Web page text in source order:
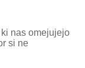
nas omejujejo
si ne